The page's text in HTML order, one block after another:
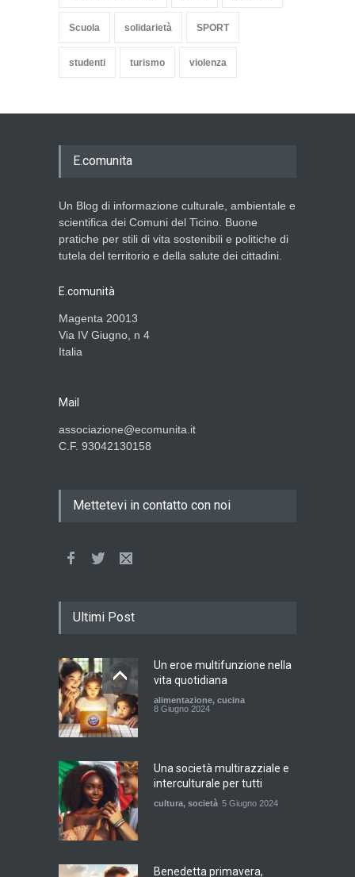
Scuola solidarietà SPORT
studenti turismo violenza
E.comunita
Un Blog di informazione culturale, ambientale e
scientifica dei Comuni del Ticino. Buone
pratiche per stili di vita sostenibili e politiche di
tutela del territorio e della salute dei cittadini.
E.comunità
Magenta 20013
Via IV Giugno, n 4
Italia
Mail
associazione@ecomunita.it
C.F. 93042130158
Mettetevi in contatto con noi
Ultimi Post
Un eroe multifunzione nella
vita quotidiana
alimentazione, cucina
8 Giugno 2024
Una società multirazziale e
interculturale per tutti
cultura, società 5 Giugno 2024
Benedetta primavera,